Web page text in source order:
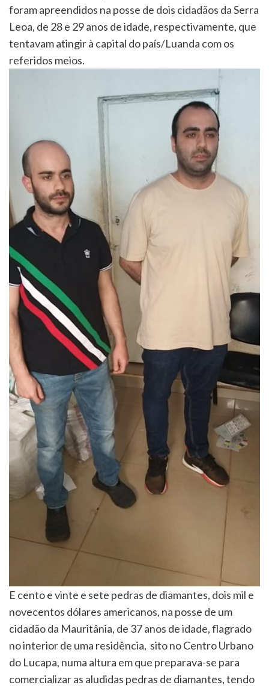
foram apreendidos na posse de dois cidadãos da Serra
Leoa, de 28 e 29 anos de idade, respectivamente, que
tentavam atingir à capital do país/Luanda com os
referidos meios.
E cento e vinte e sete pedras de diamantes, dois mil e
novecentos dólares americanos, na posse de um
cidadão da Mauritânia, de 37 anos de idade, flagrado
no interior de uma residência, sito no Centro Urbano
do Lucapa, numa altura em que preparava-se para
comercializar as aludidas pedras de diamantes, tendo